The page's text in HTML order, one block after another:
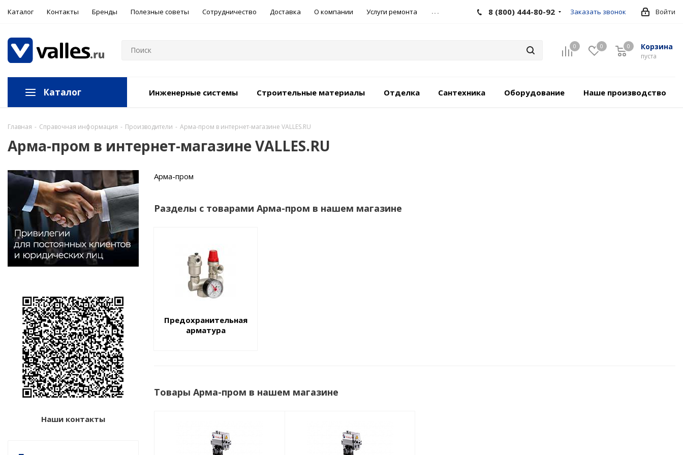
Каталог Контакты Бренды Полезные советы Сотрудничество Доставка О компании Услуги ремонта ... Войти
8 (800) 444-80-92 Заказать звонок
0 0 Корзина
пуста
0
Каталог Инженерные системы Строительные материалы Отделка Сантехника Оборудование Наше производство
Главная - Справочная информация - Производители - Арма-пром в интернет-магазине VALLES.RU
Арма-пром в интернет-магазине VALLES.RU
Арма-пром
Разделы с товарами Арма-пром в нашем магазине
Предохранительная
арматура
Товары Арма-пром в нашем магазине
Наши контакты